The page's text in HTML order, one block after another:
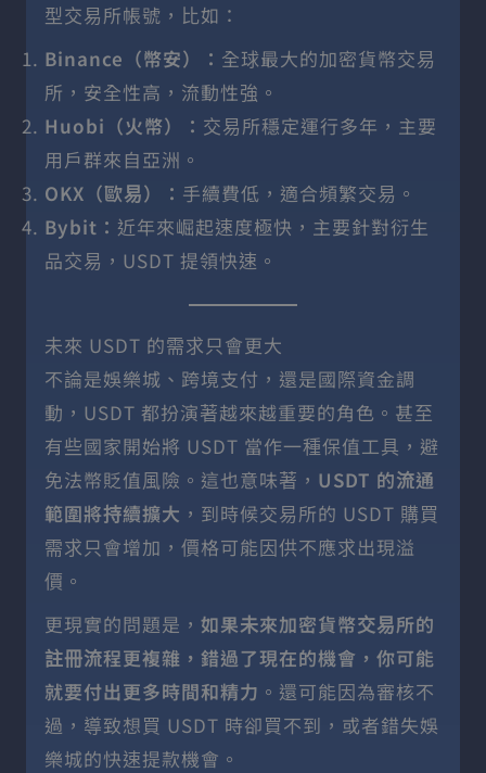
型交易所帳號，比如：
Binance（幣安）： 全球最大的加密貨幣交易
所，安全性高，流動性強。
Huobi（火幣）： 交易所穩定運行多年，主要
用戶群來自亞洲。
OKX（歐易）： 手續費低，適合頻繁交易。
Bybit： 近年來崛起速度極快，主要針對衍生
品交易，USDT 提領快速。
未來 USDT 的需求只會更大
不論是娛樂城、跨境支付，還是國際資金調
動，USDT 都扮演著越來越重要的角色。甚至
有些國家開始將 USDT 當作一種保值工具，避
免法幣貶值風險。這也意味著， USDT 的流通
範圍將持續擴大 ，到時候交易所的 USDT 購買
需求只會增加，價格可能因供不應求出現溢
價。
更現實的問題是，如果未來加密貨幣交易所的
註冊流程更複雜，錯過了現在的機會，你可能
就要付出更多時間和精力 。還可能因為審核不
過，導致想買 USDT 時卻買不到，或者錯失娛
樂城的快速提款機會。